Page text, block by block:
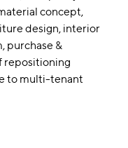
concept
design interior
purchase &
repositioning
to multi-tenant